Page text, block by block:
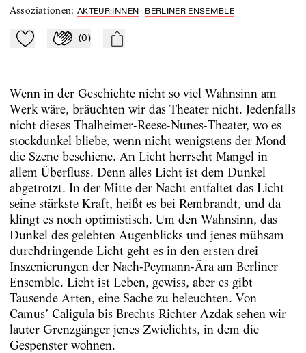
Assoziationen:AKTEUR:INNEN BERLINER ENSEMBLE
Zu Mein-TdZ hinzufügen
Applaudieren
(0) mail
Wenn in der Geschichte nicht so viel Wahnsinn am
Werk wäre, bräuchten wir das Theater nicht. Jedenfalls
nicht dieses Thalheimer-Reese-Nunes-Theater, wo es
stockdunkel bliebe, wenn nicht wenigstens der Mond
die Szene beschiene. An Licht herrscht Mangel in
allem Überfluss. Denn alles Licht ist dem Dunkel
abgetrotzt. In der Mitte der Nacht entfaltet das Licht
seine stärkste Kraft, heißt es bei Rembrandt, und da
klingt es noch optimistisch. Um den Wahnsinn, das
Dunkel des gelebten Augenblicks und jenes mühsam
durchdringende Licht geht es in den ersten drei
Inszenierungen der Nach-Peymann-Ära am Berliner
Ensemble. Licht ist Leben, gewiss, aber es gibt
Tausende Arten, eine Sache zu beleuchten. Von
Camus’ Caligula bis Brechts Richter Azdak sehen wir
lauter Grenzgänger jenes Zwielichts, in dem die
Gespenster wohnen.